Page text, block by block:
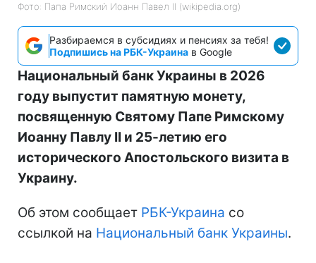
Фото: Папа Римский Иоанн Павел II (wikipedia.org)
Разбираемся в субсидиях и пенсиях за тебя!
Подпишись на РБК-Украина в Google
Национальный банк Украины в 2026
году выпустит памятную монету,
посвященную Святому Папе Римскому
Иоанну Павлу II и 25-летию его
исторического Апостольского визита в
Украину.
Об этом сообщает РБК-Украина со
ссылкой на Национальный банк Украины.